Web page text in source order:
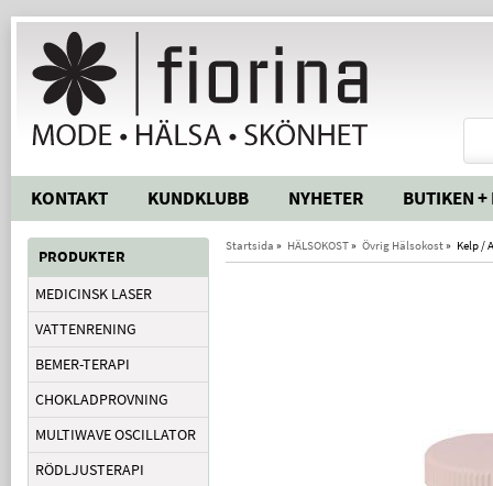
KONTAKT KUNDKLUBB NYHETER BUTIKEN +
PRODUKTER
MEDICINSK LASER
VATTENRENING
BEMER-TERAPI
CHOKLADPROVNING
MULTIWAVE OSCILLATOR
RÖDLJUSTERAPI
Startsida » HÄLSOKOST» Övrig Hälsokost» Kelp /